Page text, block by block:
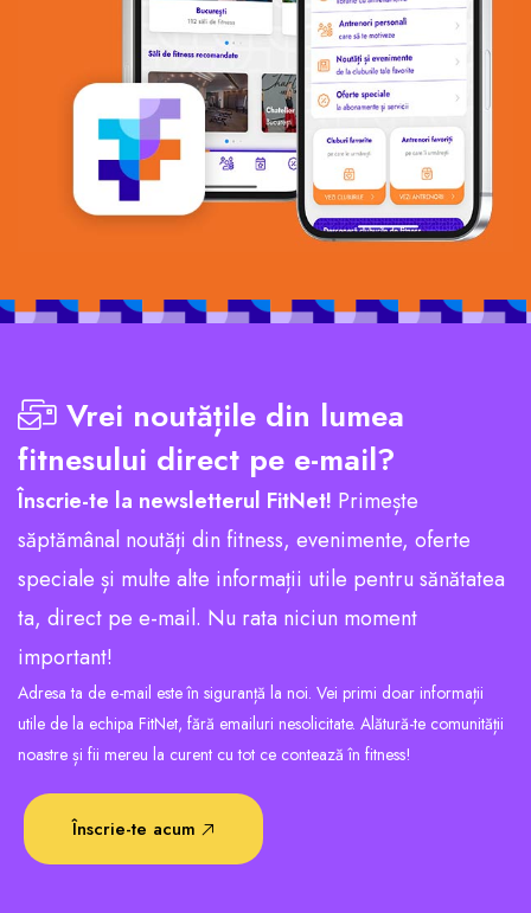
Vrei noutățile din lumea
fitnesului direct pe e-mail?
Înscrie-te la newsletterul FitNet! Primește
săptămânal noutăți din fitness, evenimente, oferte
speciale și multe alte informații utile pentru sănătatea
ta, direct pe e-mail. Nu rata niciun moment
important!
Adresa ta de e-mail este în siguranță la noi. Vei primi doar informații
utile de la echipa FitNet, fără emailuri nesolicitate. Alătură-te comunității
noastre și fii mereu la curent cu tot ce contează în fitness!
Înscrie-te acum